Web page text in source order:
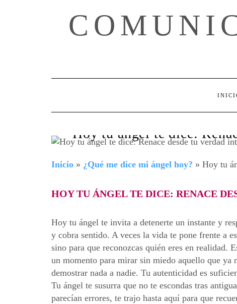
Hoy tu ángel te dice:
Inicio » ¿Qué me dice mi ángel hoy? » Hoy tu
HOY TU ÁNGEL TE DICE: RENACE
Hoy tu ángel te invita a detenerte un instante y
y cobra sentido. A veces la vida te pone frente a
sino para que reconozcas quién eres en realidad.
un momento para mirar sin miedo aquello que
demostrar nada a nadie. Tu autenticidad es
Tu ángel te susurra que no te escondas tras
parecían errores, te trajo hasta aquí para que